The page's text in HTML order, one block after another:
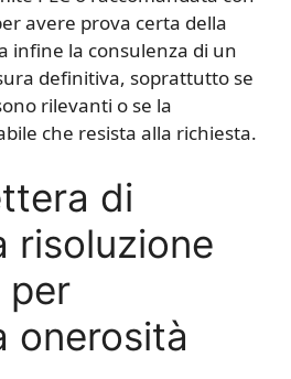
avere prova certa della
infine la consulenza di un
definitiva, soprattutto se
rilevanti o se la
che resista alla richiesta.
di
risoluzione
onerosità​